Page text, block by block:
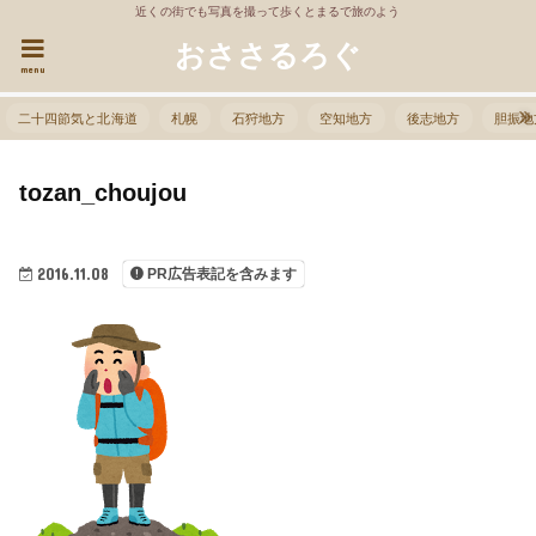
近くの街でも写真を撮って歩くとまるで旅のよう
おささるろぐ
menu
二十四節気と北海道 札幌 石狩地方 空知地方 後志地方 胆振
2016.11.08 PR広告表記を含みます
tozan_choujou